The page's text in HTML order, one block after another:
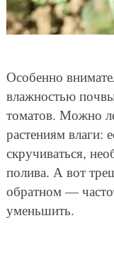
Особенно
влажностью
томатов. Можно
растениям влаги:
скручиваться,
полива. А вот
обратном —
уменьшить.